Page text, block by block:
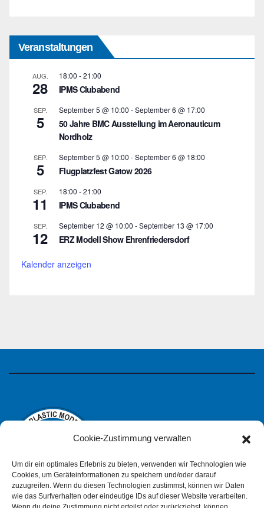
Cookie-Zustimmung verwalten
Um dir ein optimales Erlebnis zu bieten, verwenden wir Technologien wie
Cookies, um Geräteinformationen zu speichern und/oder darauf
zuzugreifen. Wenn du diesen Technologien zustimmst, können wir Daten
wie das Surfverhalten oder eindeutige IDs auf dieser Website verarbeiten.
Veranstaltungen
AUG.
28
18:00 -21:00
IPMS Clubabend
SEP.
5
September 5 @ 10:00 -September 6 @ 17:00
50 Jahre BMC Ausstellung im Aeronauticum
Nordholz
SEP.
5
September 5 @ 10:00 -September 6 @ 18:00
Flugplatzfest Gatow 2026
SEP.
11
18:00 -21:00
IPMS Clubabend
SEP.
12
September 12 @ 10:00 -September 13 @ 17:00
ERZ Modell Show Ehrenfriedersdorf
Kalender anzeigen